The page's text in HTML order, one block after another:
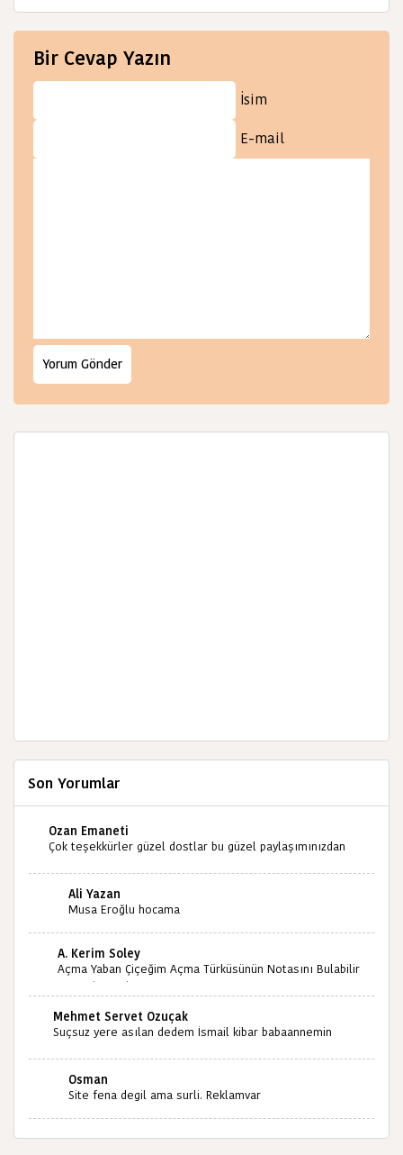
Bir Cevap Yazın
İsim
E-mail
Son Yorumlar
Ozan Emaneti
Çok teşekkürler güzel dostlar bu güzel paylaşımınızdan
ölmeyecektir tekrar teşekkürler saygılarımla
Ali Yazan
Musa Eroğlu hocama
A. Kerim Soley
Açma Yaban Çiçeğim Açma Türküsünün Notasını Bulabilir
miyiz ?İlginiz İçin Şimdiden Teşekkürler.
Mehmet Servet Özuçak
Suçsuz yere asılan dedem İsmail kibar babaannemin
Osman
Site fena degil ama surli. Reklamvar